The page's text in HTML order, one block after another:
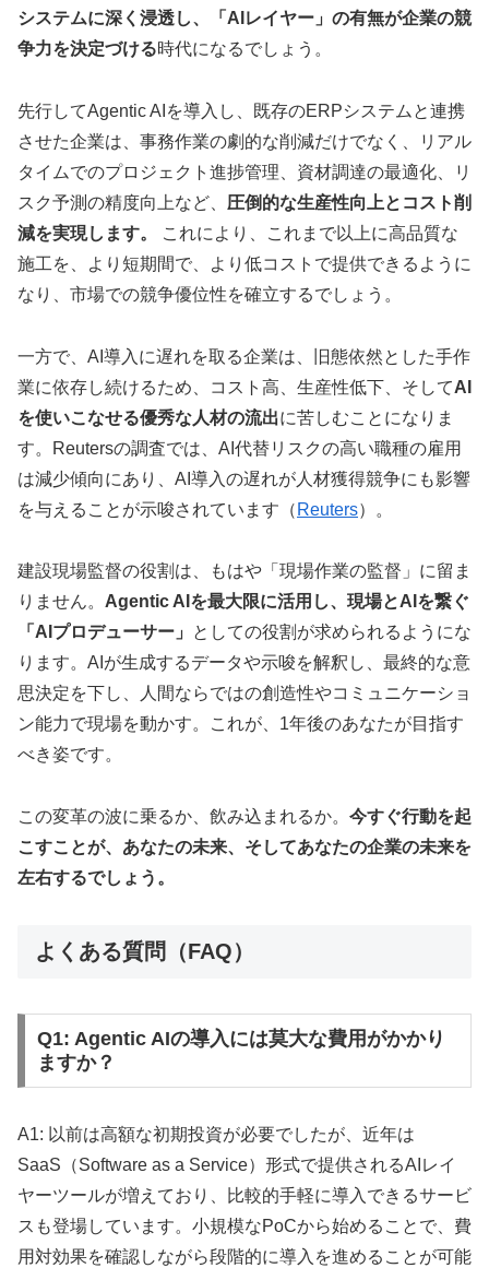
システムに深く浸透し、「AIレイヤー」の有無が企業の競
争力を決定づける時代になるでしょう。
先行してAgentic AIを導入し、既存のERPシステムと連携
させた企業は、事務作業の劇的な削減だけでなく、リアル
タイムでのプロジェクト進捗管理、資材調達の最適化、リ
スク予測の精度向上など、 圧倒的な生産性向上とコスト削
減を実現します。
これにより、これまで以上に高品質な
施工を、より短期間で、より低コストで提供できるように
なり、市場での競争優位性を確立するでしょう。
一方で、AI導入に遅れを取る企業は、旧態依然とした手作
業に依存し続けるため、コスト高、生産性低下、そしてAI
を使いこなせる優秀な人材の流出に苦しむことになりま
す。Reutersの調査では、AI代替リスクの高い職種の雇用
は減少傾向にあり、AI導入の遅れが人材獲得競争にも影響
を与えることが示唆されています（ Reuters）。
建設現場監督の役割は、もはや「現場作業の監督」に留ま
りません。 Agentic AIを最大限に活用し、現場とAIを繋ぐ
「AIプロデューサー」
としての役割が求められるようにな
ります。AIが生成するデータや示唆を解釈し、最終的な意
思決定を下し、人間ならではの創造性やコミュニケーショ
ン能力で現場を動かす。これが、1年後のあなたが目指す
べき姿です。
この変革の波に乗るか、飲み込まれるか。 今すぐ行動を起
こすことが、あなたの未来、そしてあなたの企業の未来を
左右するでしょう。
よくある質問（FAQ）
Q1: Agentic AIの導入には莫大な費用がかかり
ますか？
A1: 以前は高額な初期投資が必要でしたが、近年は
SaaS（Software as a Service）形式で提供されるAIレイ
ヤーツールが増えており、比較的手軽に導入できるサービ
スも登場しています。小規模なPoCから始めることで、費
用対効果を確認しながら段階的に導入を進めることが可能